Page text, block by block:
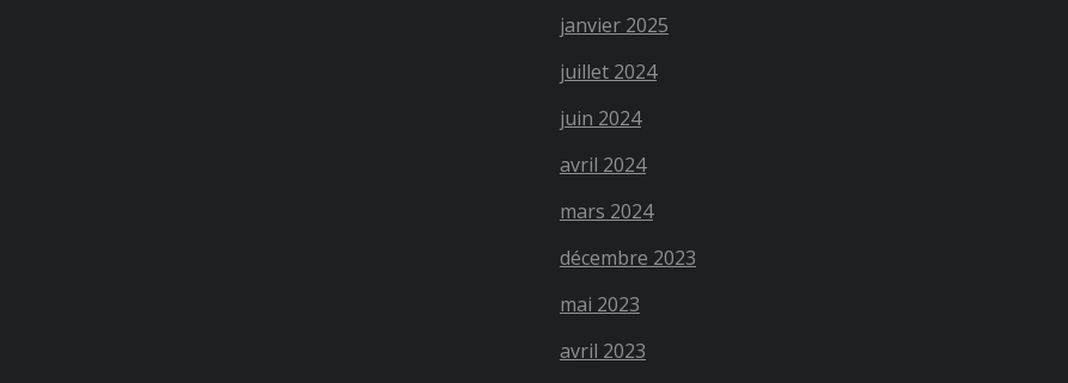
janvier 2025
juillet 2024
juin 2024
avril 2024
mars 2024
décembre 2023
mai 2023
avril 2023